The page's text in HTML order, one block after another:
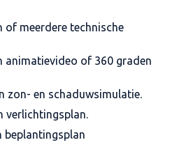
meerdere technische
of 360 graden
en schaduwsimulatie.